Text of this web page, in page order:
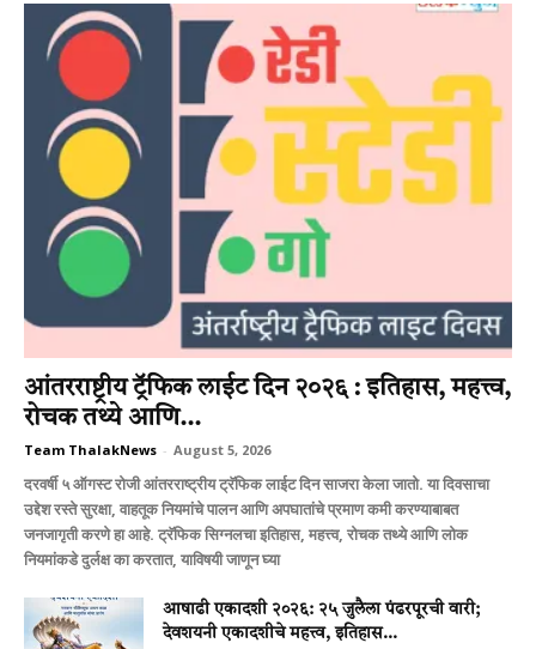
आंतरराष्ट्रीय ट्रॅफिक लाईट दिन २०२६ : इतिहास, महत्त्व,
रोचक तथ्ये आणि...
Team ThalakNews - August 5, 2026
दरवर्षी ५ ऑगस्ट रोजी आंतरराष्ट्रीय ट्रॅफिक लाईट दिन साजरा केला जातो. या दिवसाचा
उद्देश रस्ते सुरक्षा, वाहतूक नियमांचे पालन आणि अपघातांचे प्रमाण कमी करण्याबाबत
जनजागृती करणे हा आहे. ट्रॅफिक सिग्नलचा इतिहास, महत्त्व, रोचक तथ्ये आणि लोक
नियमांकडे दुर्लक्ष का करतात, याविषयी जाणून घ्या
आषाढी एकादशी २०२६: २५ जुलैला पंढरपूरची वारी;
देवशयनी एकादशीचे महत्त्व, इतिहास...